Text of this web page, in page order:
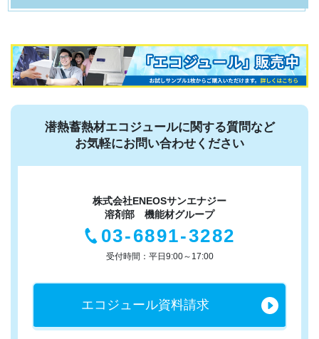
潜熱蓄熱材エコジュールに関する質問など
お気軽にお問い合わせください
株式会社ENEOSサンエナジー
溶剤部 機能材グループ
03-6891-3282
受付時間：平日9:00～17:00
エコジュール資料請求